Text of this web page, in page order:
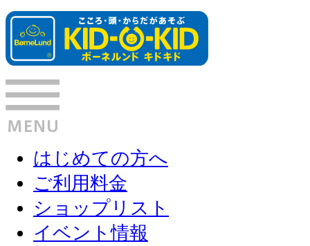
はじめての方へ
ご利用料金
ショップリスト
イベント情報